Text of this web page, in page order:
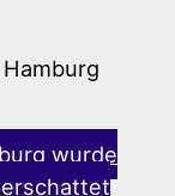
wurde